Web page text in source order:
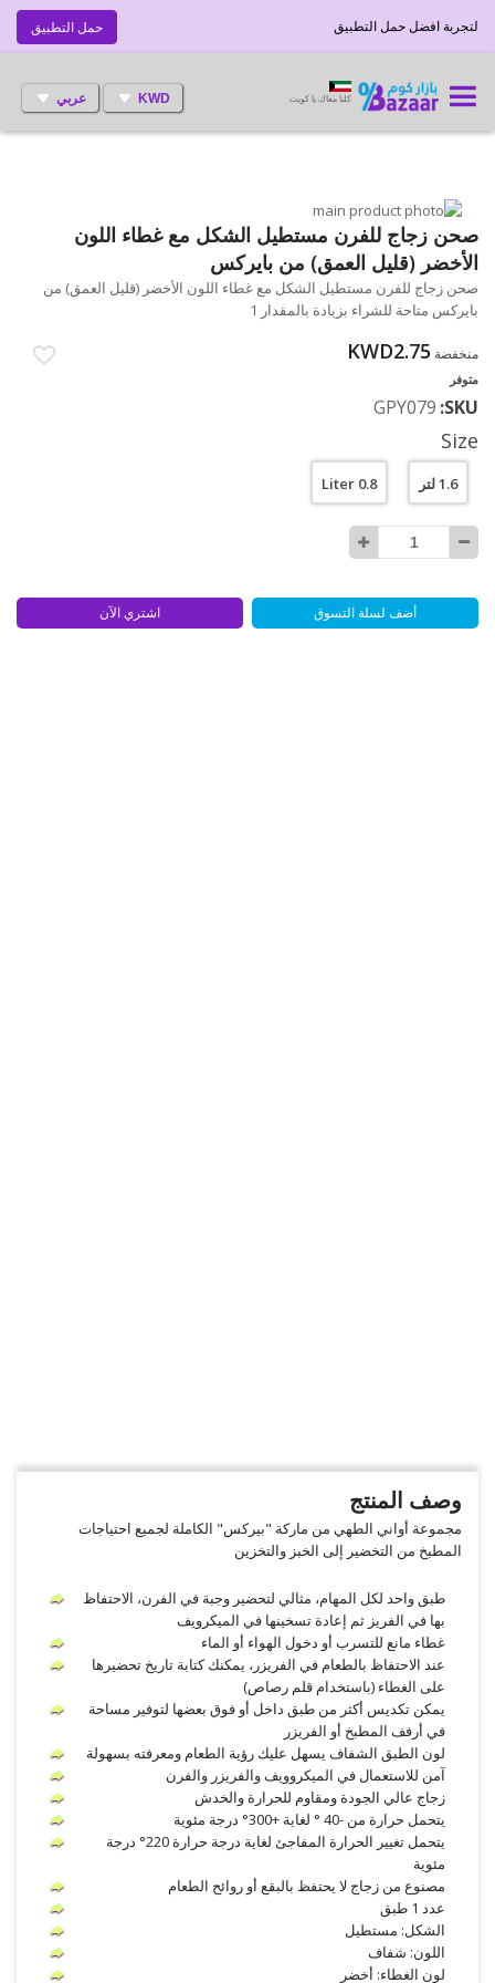
حمل التطبيق لتجربة افضل حمل التطبيق
KWD عربي كلنا معاك يا كويت
انتقل
إلى
النهاية
معرض
الصور
تخطي
إلى
بداية
معرض
الصور
صحن زجاج للفرن مستطيل الشكل مع غطاء اللون
الأخضر (قليل العمق) من بايركس
صحن زجاج للفرن مستطيل الشكل مع غطاء اللون الأخضر (قليل العمق) من
بايركس متاحة للشراء بزيادة بالمقدار 1
منخفضة KWD2.75
متوفر
SKU
GPY079
Size
1.6 لتر 0.8 Liter
أضف لسلة التسوق اشتري الآن
وصف المنتج
مجموعة أواني الطهي من ماركة "بيركس" الكاملة لجميع احتياجات
المطبخ من التخضير إلى الخبز والتخزين
طبق واحد لكل المهام، مثالي لتحضير وجبة في الفرن، الاحتفاظ
بها في الفريز ثم إعادة تسخينها في الميكرويف
غطاء مانع للتسرب أو دخول الهواء أو الماء
عند الاحتفاظ بالطعام في الفريزر، يمكنك كتابة تاريخ تحضيرها
على الغطاء (باستخدام قلم رصاص)
يمكن تكديس أكثر من طبق داخل أو فوق بعضها لتوفير مساحة
في أرفف المطبخ أو الفريزر
لون الطبق الشفاف يسهل عليك رؤية الطعام ومعرفته بسهولة
آمن للاستعمال في الميكروويف والفريزر والفرن
زجاج عالي الجودة ومقاوم للحرارة والخدش
يتحمل حرارة من -40 ° لغاية +300° درجة مئوية
يتحمل تغيير الحرارة المفاجئ لغاية درجة حرارة 220° درجة
مئوية
مصنوع من زجاج لا يحتفظ بالبقع أو روائح الطعام
عدد 1 طبق
الشكل: مستطيل
اللون: شفاف
لون الغطاء: أخضر